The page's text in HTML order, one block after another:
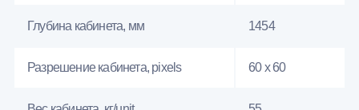
Глубина кабинета, мм 1454
Разрешение кабинета, pixels 60 x 60